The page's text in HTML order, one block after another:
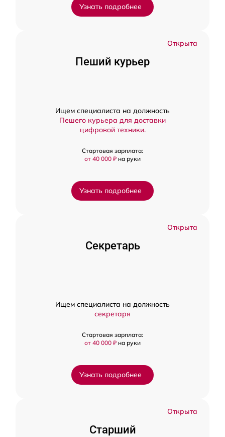
Узнать подробнее
Открыта
Пеший курьер
Ищем специалиста на должность
Пешего курьера для доставки
цифровой техники.
Стартовая зарплата:
от 40 000 ₽ на руки
Узнать подробнее
Открыта
Секретарь
Ищем специалиста на должность
секретаря
Стартовая зарплата:
от 40 000 ₽ на руки
Узнать подробнее
Открыта
Старший